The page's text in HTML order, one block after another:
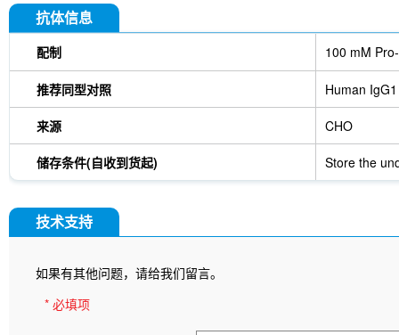
抗体信息
配制 100 mM
推荐同型对照 Human IgG1
来源 CHO
储存条件(自收到货起) Store the
技术支持
如果有其他问题，请给我们留言。
* 必填项